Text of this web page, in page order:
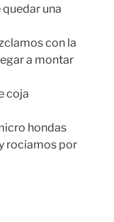
una
con la
a montar
coja
hondas
rociamos por